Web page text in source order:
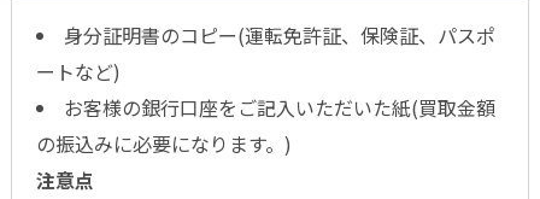
身分証明書のコピー(運転免許証、保険証、パスポ
ートなど)
お客様の銀行口座をご記入いただいた紙(買取金額
の振込みに必要になります。)
注意点